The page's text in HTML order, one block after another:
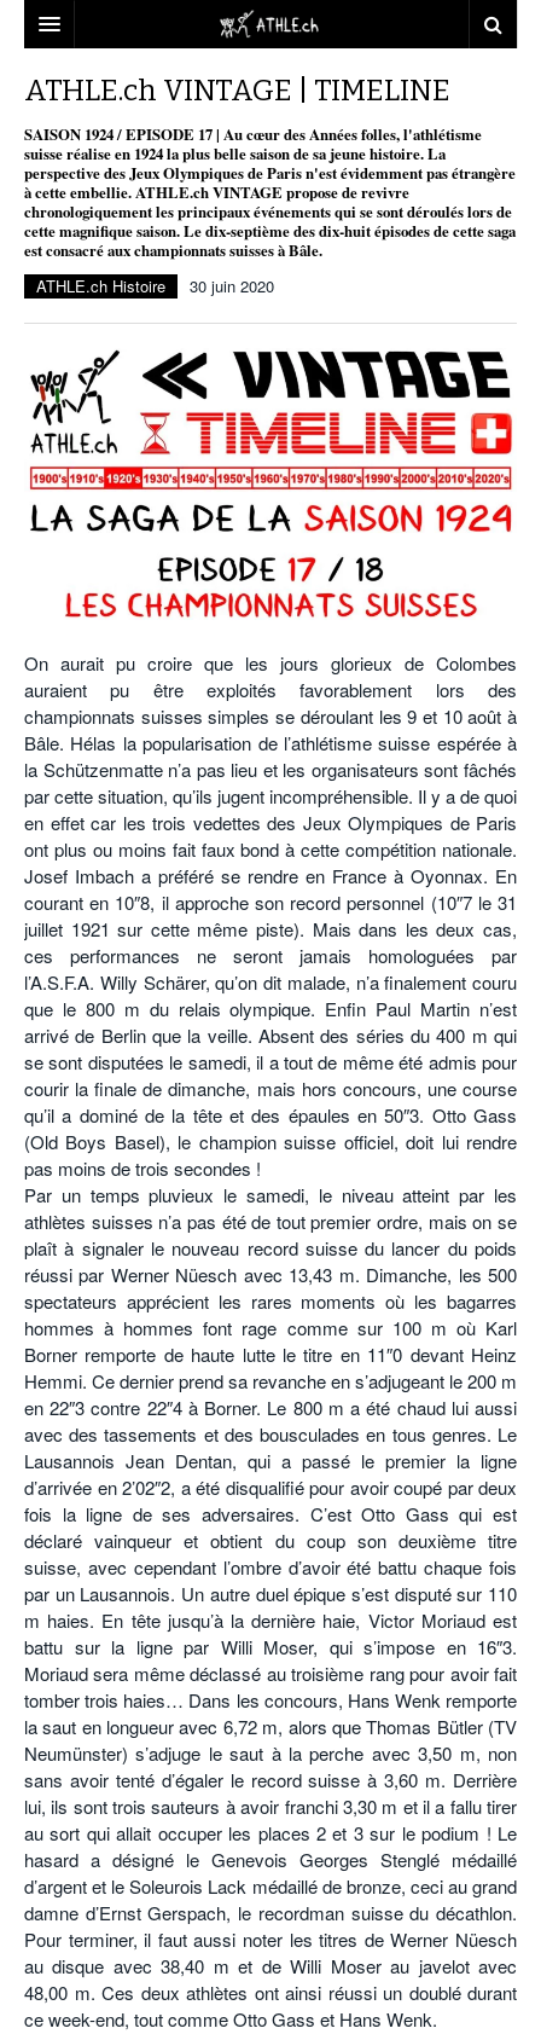
CHRONIQUES
TOUT
MICHEL HERREN
REPORTAGES
DOPAGE
GALERIES
STATISTIQUES
STATISTIQUES
MINIMA
PARTENAIRES
CNP
PARTENAIRES
CLUBS PARTENAIRES
FÉDÉRATION
TOUS SUPPORTERS D’ATHLE.CH !
PUBLICITÉ
VIDEOS
ATHLE.CH
CLUB D’ATHLÉTISME
TOUS SUPPORTERS D’ATHLE.CH !
CHARTE ÉDITORIALE
NOUS CONTACTER
POURQUOI ATHLE.CH ?
ATHLE.CH RÉGIONS
CNP LAUSANNE/AIGLE
ATHLE.CH RÉGIONS | GENÈVE
ATHLE.CH RÉGIONS | JURA
ATHLE.CH RÉGIONS | VAUD
ATHLE.CH VINTAGE
TIMELINE
BIOGRAPHIES
HIGHLIGHTS
LIVRES
ATHLE.ch VINTAGE | TIMELINE
SAISON 1924 / EPISODE 17 | Au cœur des Années folles, l'athlétisme
suisse réalise en 1924 la plus belle saison de sa jeune histoire. La
perspective des Jeux Olympiques de Paris n'est évidemment pas étrangère
à cette embellie. ATHLE.ch VINTAGE propose de revivre
chronologiquement les principaux événements qui se sont déroulés lors de
cette magnifique saison. Le dix-septième des dix-huit épisodes de cette saga
est consacré aux championnats suisses à Bâle.
ATHLE.ch Histoire 30 juin 2020
On aurait pu croire que les jours glorieux de Colombes
auraient pu être exploités favorablement lors des
championnats suisses simples se déroulant les 9 et 10 août à
Bâle. Hélas la popularisation de l’athlétisme suisse espérée à
la Schützenmatte n’a pas lieu et les organisateurs sont fâchés
par cette situation, qu’ils jugent incompréhensible. Il y a de quoi
en effet car les trois vedettes des Jeux Olympiques de Paris
ont plus ou moins fait faux bond à cette compétition nationale.
Josef Imbach a préféré se rendre en France à Oyonnax. En
courant en 10″8, il approche son record personnel (10″7 le 31
juillet 1921 sur cette même piste). Mais dans les deux cas,
ces performances ne seront jamais homologuées par
l’A.S.F.A. Willy Schärer, qu’on dit malade, n’a finalement couru
que le 800 m du relais olympique. Enfin Paul Martin n’est
arrivé de Berlin que la veille. Absent des séries du 400 m qui
se sont disputées le samedi, il a tout de même été admis pour
courir la finale de dimanche, mais hors concours, une course
qu’il a dominé de la tête et des épaules en 50″3. Otto Gass
(Old Boys Basel), le champion suisse officiel, doit lui rendre
pas moins de trois secondes !
Par un temps pluvieux le samedi, le niveau atteint par les
athlètes suisses n’a pas été de tout premier ordre, mais on se
plaît à signaler le nouveau record suisse du lancer du poids
réussi par Werner Nüesch avec 13,43 m. Dimanche, les 500
spectateurs apprécient les rares moments où les bagarres
hommes à hommes font rage comme sur 100 m où Karl
Borner remporte de haute lutte le titre en 11″0 devant Heinz
Hemmi. Ce dernier prend sa revanche en s’adjugeant le 200 m
en 22″3 contre 22″4 à Borner. Le 800 m a été chaud lui aussi
avec des tassements et des bousculades en tous genres. Le
Lausannois Jean Dentan, qui a passé le premier la ligne
d’arrivée en 2’02″2, a été disqualifié pour avoir coupé par deux
fois la ligne de ses adversaires. C’est Otto Gass qui est
déclaré vainqueur et obtient du coup son deuxième titre
suisse, avec cependant l’ombre d’avoir été battu chaque fois
par un Lausannois. Un autre duel épique s’est disputé sur 110
m haies. En tête jusqu’à la dernière haie, Victor Moriaud est
battu sur la ligne par Willi Moser, qui s’impose en 16″3.
Moriaud sera même déclassé au troisième rang pour avoir fait
tomber trois haies… Dans les concours, Hans Wenk remporte
la saut en longueur avec 6,72 m, alors que Thomas Bütler (TV
Neumünster) s’adjuge le saut à la perche avec 3,50 m, non
sans avoir tenté d’égaler le record suisse à 3,60 m. Derrière
lui, ils sont trois sauteurs à avoir franchi 3,30 m et il a fallu tirer
au sort qui allait occuper les places 2 et 3 sur le podium ! Le
hasard a désigné le Genevois Georges Stenglé médaillé
d’argent et le Soleurois Lack médaillé de bronze, ceci au grand
damne d’Ernst Gerspach, le recordman suisse du décathlon.
Pour terminer, il faut aussi noter les titres de Werner Nüesch
au disque avec 38,40 m et de Willi Moser au javelot avec
48,00 m. Ces deux athlètes ont ainsi réussi un doublé durant
ce week-end, tout comme Otto Gass et Hans Wenk.